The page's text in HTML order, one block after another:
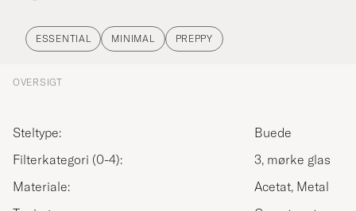
ESSENTIAL MINIMAL PREPPY
OVERSIGT
Steltype:
Buede
Filterkategori (0-4):
3, mørke glas
Materiale:
Acetat, Metal